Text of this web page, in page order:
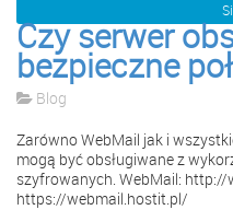
Czy serwer
bezpieczne
Blog
Zarówno WebMail jak i
mogą być obsługiwane z
szyfrowanych. WebMail: http://
https://webmail.hostit.pl/